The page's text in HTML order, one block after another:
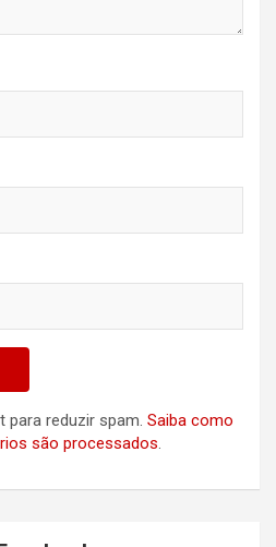
para reduzir spam. Saiba como
são processados.